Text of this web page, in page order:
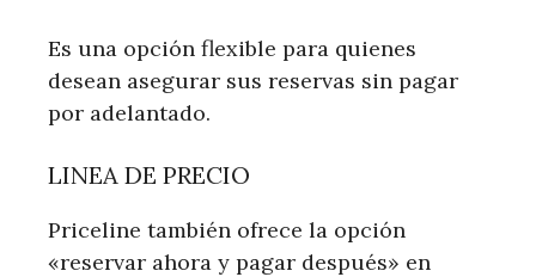
Es una opción flexible para quienes
desean asegurar sus reservas sin pagar
por adelantado.
LINEA DE PRECIO
Priceline también ofrece la opción
«reservar ahora y pagar después» en